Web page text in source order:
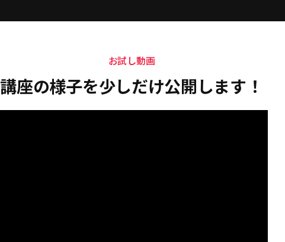
お試し動画
講座の様子を少しだけ公開します！